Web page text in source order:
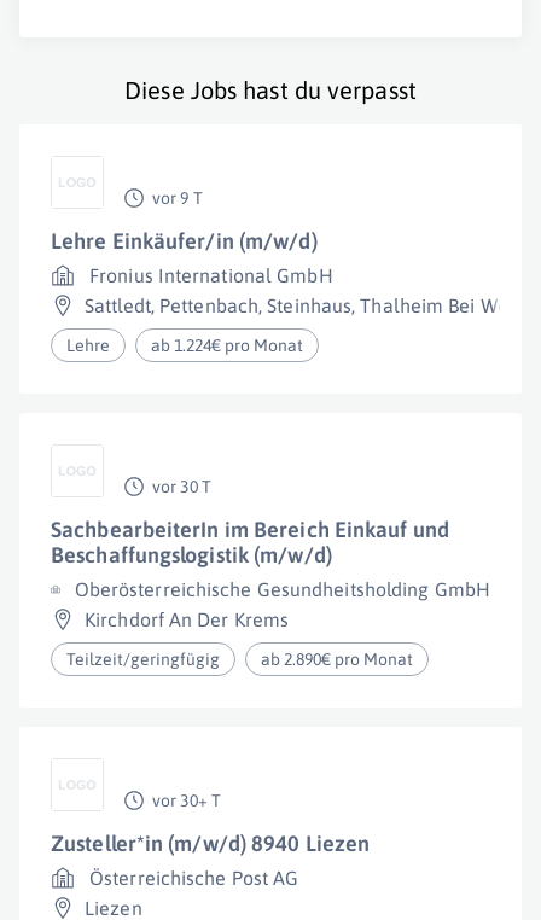
Diese Jobs hast du verpasst
vor 9 T
Lehre Einkäufer/in (m/w/d)
Fronius International GmbH
Sattledt, Pettenbach,Steinhaus,Thalheim Bei Wels
Lehre ab 1.224€ pro Monat
vor 30 T
SachbearbeiterIn im Bereich Einkauf und
Beschaffungslogistik (m/w/d)
Oberösterreichische Gesundheitsholding GmbH
Kirchdorf An Der Krems
Teilzeit/geringfügig ab 2.890€ pro Monat
vor 30+ T
Zusteller*in (m/w/d) 8940 Liezen
Österreichische Post AG
Liezen